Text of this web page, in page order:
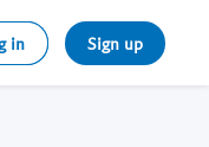
in Sign up